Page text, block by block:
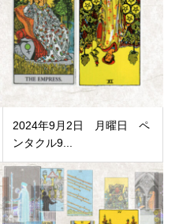
2024年9月2日 月曜日 ペ
ンタクル9...